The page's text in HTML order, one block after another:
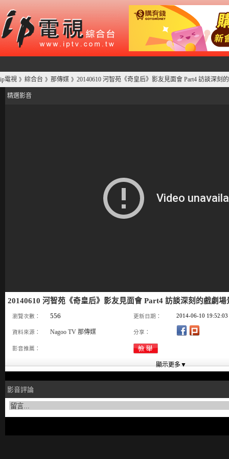
ip電視 》 綜合台 》 那傳媒 》 20140610 河智苑《奇皇后》影友見面會 Part4 訪談深刻
精選影音
20140610 河智苑《奇皇后》影友見面會 Part4 訪談深刻的戲劇場
瀏覽次數： 556 更新日期： 2014-06-10 19:52:03
資料來源： Nagoo TV 那傳媒 分享：
影音推薦：
影音評論